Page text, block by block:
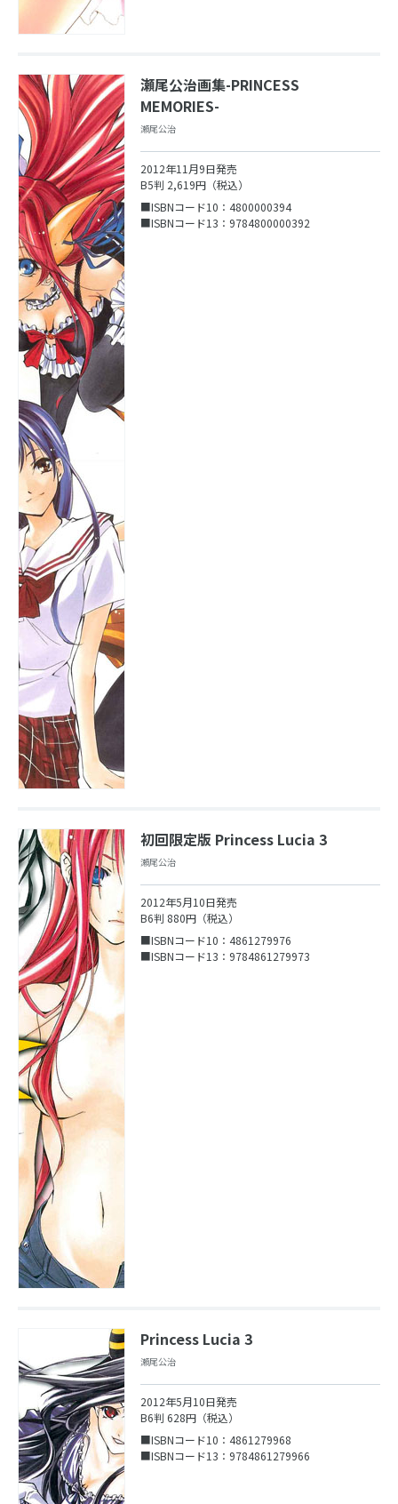
瀬尾公治画集-PRINCESS
MEMORIES-
瀬尾公治
2012年11月9日発売
B5判 2,619円（税込）
■ISBNコード10：4800000394
■ISBNコード13：9784800000392
初回限定版 Princess Lucia 3
瀬尾公治
2012年5月10日発売
B6判 880円（税込）
■ISBNコード10：4861279976
■ISBNコード13：9784861279973
Princess Lucia 3
瀬尾公治
2012年5月10日発売
B6判 628円（税込）
■ISBNコード10：4861279968
■ISBNコード13：9784861279966